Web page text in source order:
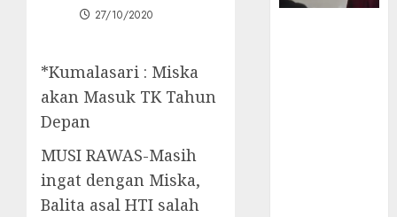
27/10/2020
*Kumalasari : Miska
akan Masuk TK Tahun
Depan
MUSI RAWAS-Masih
ingat dengan Miska,
Balita asal HTI salah